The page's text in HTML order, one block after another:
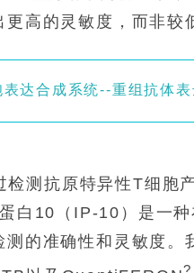
高的灵敏度，而非较
达合成系统--重组抗体
测抗原特异性T细胞
白10（IP-10）是一
的准确性和灵敏度
?